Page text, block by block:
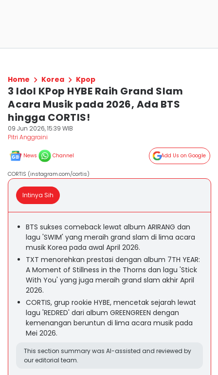
Home Korea Kpop
3 Idol KPop HYBE Raih Grand Slam
Acara Musik pada 2026, Ada BTS
hingga CORTIS!
09 Jun 2026, 15:39 WIB
Pitri Anggraini
News Channel Add Us on Google
CORTIS (instagram.com/cortis)
Intinya Sih
BTS sukses comeback lewat album ARIRANG dan
lagu 'SWIM' yang meraih grand slam di lima acara
musik Korea pada awal April 2026.
TXT menorehkan prestasi dengan album 7TH YEAR:
A Moment of Stillness in the Thorns dan lagu 'Stick
With You' yang juga meraih grand slam akhir April
2026.
CORTIS, grup rookie HYBE, mencetak sejarah lewat
lagu 'REDRED' dari album GREENGREEN dengan
kemenangan beruntun di lima acara musik pada
Mei 2026.
This section summary was AI-assisted and reviewed by
our editorial team.